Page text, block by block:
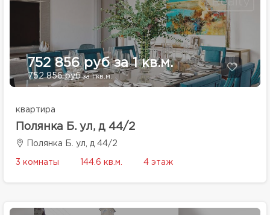
752 856 руб за 1 кв.м.
752 856 рубза 1 кв.м.
квартира
Полянка Б. ул, д 44/2
Полянка Б. ул, д 44/2
3 комнаты 144.6 кв.м. 4 этаж